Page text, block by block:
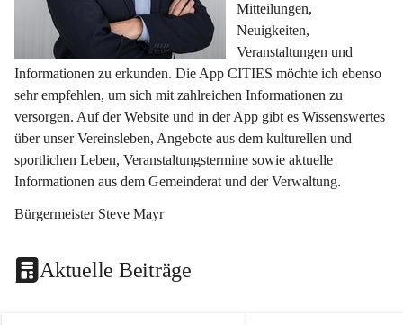
Mitteilungen,
Neuigkeiten,
Veranstaltungen und
Informationen zu erkunden. Die App CITIES möchte ich ebenso
sehr empfehlen, um sich mit zahlreichen Informationen zu
versorgen. Auf der Website und in der App gibt es Wissenswertes
über unser Vereinsleben, Angebote aus dem kulturellen und
sportlichen Leben, Veranstaltungstermine sowie aktuelle
Informationen aus dem Gemeinderat und der Verwaltung.
Bürgermeister Steve Mayr
Aktuelle Beiträge